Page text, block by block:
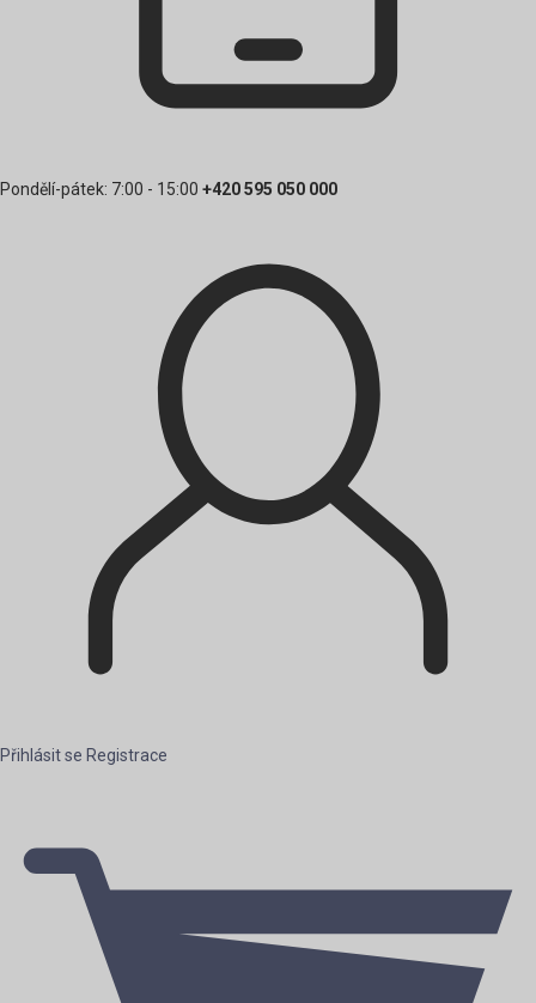
Pondělí-pátek: 7:00 - 15:00 +420 595 050 000
Přihlásit se Registrace